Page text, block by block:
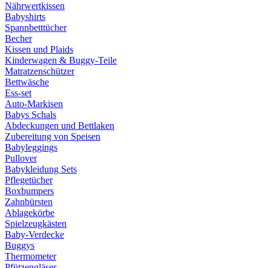
Nährwertkissen
Babyshirts
Spannbetttücher
Becher
Kissen und Plaids
Kinderwagen & Buggy-Teile
Matratzenschützer
Bettwäsche
Ess-set
Auto-Markisen
Babys Schals
Abdeckungen und Bettlaken
Zubereitung von Speisen
Babyleggings
Pullover
Babykleidung Sets
Pflegetücher
Boxbumpers
Zahnbürsten
Ablagekörbe
Spielzeugkästen
Baby-Verdecke
Buggys
Thermometer